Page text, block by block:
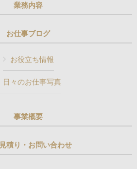
業務内容
お仕事ブログ
お役立ち情報
日々のお仕事写真
事業概要
積り・お問い合わせ